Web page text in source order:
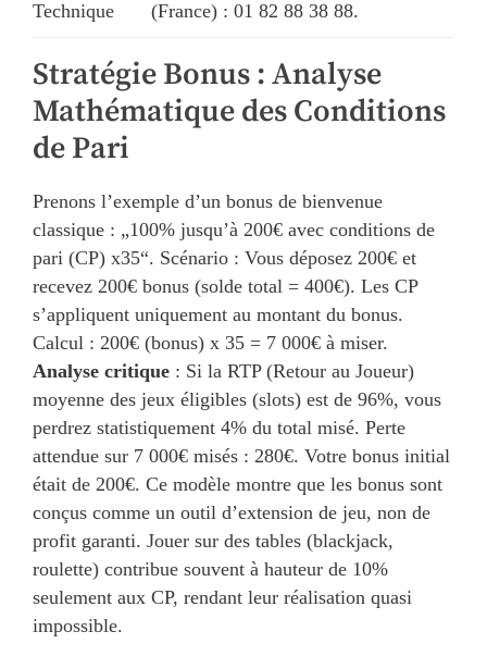
Technique (France) : 01 82 88 38 88.
Stratégie Bonus : Analyse
Mathématique des Conditions
de Pari
Prenons l’exemple d’un bonus de bienvenue
classique : „100% jusqu’à 200€ avec conditions de
pari (CP) x35“. Scénario : Vous déposez 200€ et
recevez 200€ bonus (solde total = 400€). Les CP
s’appliquent uniquement au montant du bonus.
Calcul : 200€ (bonus) x 35 = 7 000€ à miser.
Analyse critique : Si la RTP (Retour au Joueur)
moyenne des jeux éligibles (slots) est de 96%, vous
perdrez statistiquement 4% du total misé. Perte
attendue sur 7 000€ misés : 280€. Votre bonus initial
était de 200€. Ce modèle montre que les bonus sont
conçus comme un outil d’extension de jeu, non de
profit garanti. Jouer sur des tables (blackjack,
roulette) contribue souvent à hauteur de 10%
seulement aux CP, rendant leur réalisation quasi
impossible.